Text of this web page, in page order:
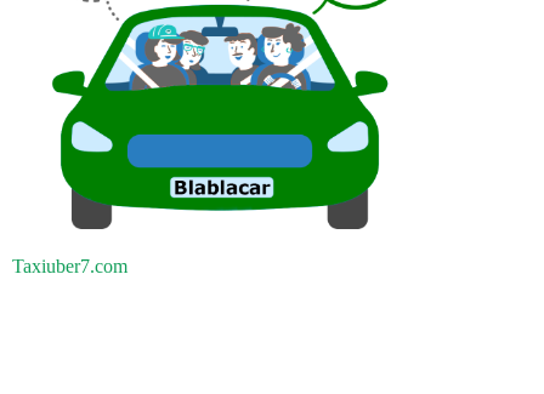
Taxiuber7.com